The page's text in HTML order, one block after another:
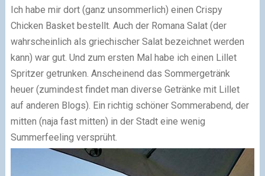
Ich habe mir dort (ganz unsommerlich) einen Crispy
Chicken Basket bestellt. Auch der Romana Salat (der
wahrscheinlich als griechischer Salat bezeichnet werden
kann) war gut. Und zum ersten Mal habe ich einen Lillet
Spritzer getrunken. Anscheinend das Sommergetränk
heuer (zumindest findet man diverse Getränke mit Lillet
auf anderen Blogs). Ein richtig schöner Sommerabend, der
mitten (naja fast mitten) in der Stadt eine wenig
Summerfeeling versprüht.